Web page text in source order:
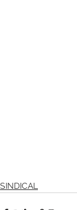
SINDICAL